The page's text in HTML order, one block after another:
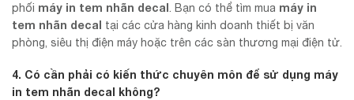
phối máy in tem nhãn decal. Bạn có thể tìm mua máy in
tem nhãn decal tại các cửa hàng kinh doanh thiết bị văn
phòng, siêu thị điện máy hoặc trên các sàn thương mại điện tử.
4. Có cần phải có kiến thức chuyên môn để sử dụng máy
in tem nhãn decal không?